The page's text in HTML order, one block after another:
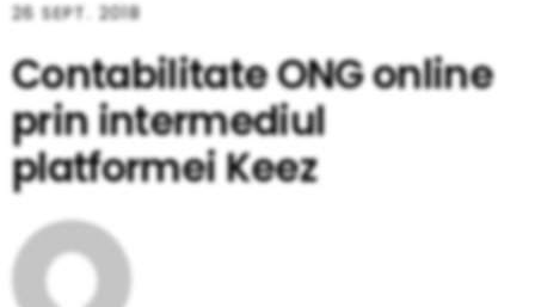
26 SEPT. 2018
Contabilitate ONG online
prin intermediul
platformei Keez